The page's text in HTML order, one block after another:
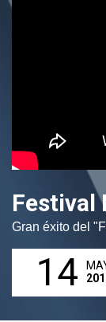
Festival
Gran éxito del
14